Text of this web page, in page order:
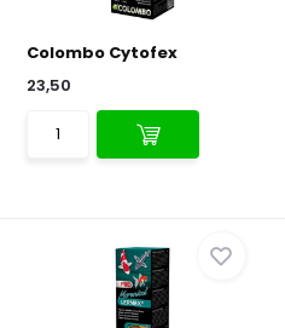
Colombo Cytofex
23,50